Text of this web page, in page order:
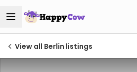
View all Berlin listings